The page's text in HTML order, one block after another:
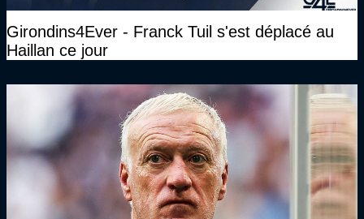
Girondins4Ever - Franck Tuil s'est déplacé au
Haillan ce jour